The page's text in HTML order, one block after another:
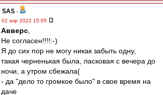
SAS -
02 апр 2022 15:05
Авверс
Не согласен!!!!:-)
Я до сих пор не могу никак забыть одну,
такая черненькая была, ласковая с вечера до
ночи, а утром сбежала(
- да "дело то громкое было" в свое время на
даче